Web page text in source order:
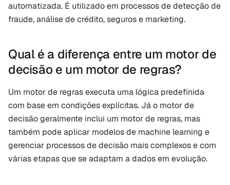
automatizada. É utilizado em processos de detecção de
fraude, análise de crédito, seguros e marketing.
Qual é a diferença entre um motor de
decisão e um motor de regras?
Um motor de regras executa uma lógica predefinida
com base em condições explícitas. Já o motor de
decisão geralmente inclui um motor de regras, mas
também pode aplicar modelos de machine learning e
gerenciar processos de decisão mais complexos e com
várias etapas que se adaptam a dados em evolução.